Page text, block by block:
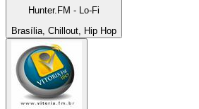
Hunter.FM - Lo-Fi
Brasília, Chillout, Hip Hop